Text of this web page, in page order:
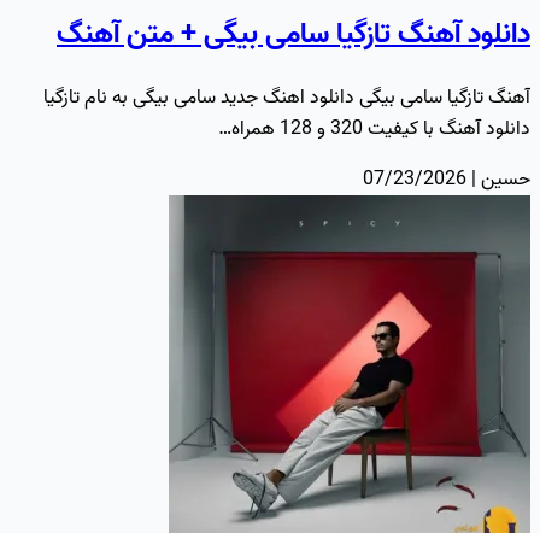
دانلود آهنگ تازگیا سامی بیگی + متن آهنگ
آهنگ تازگیا سامی بیگی دانلود اهنگ جدید سامی بیگی به نام تازگیا
دانلود آهنگ با کیفیت 320 و 128 همراه…
حسین | 07/23/2026